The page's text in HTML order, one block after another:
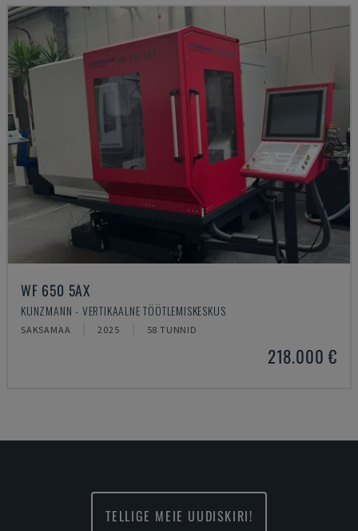
WF 650 5AX
KUNZMANN - VERTIKAALNE TÖÖTLEMISKESKUS
SAKSAMAA 2025 58 TUNNID
218.000 €
TELLIGE MEIE UUDISKIRI!